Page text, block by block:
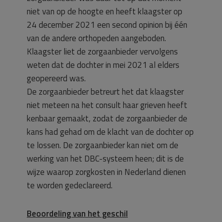
niet van op de hoogte en heeft klaagster op
24 december 2021 een second opinion bij één
van de andere orthopeden aangeboden.
Klaagster liet de zorgaanbieder vervolgens
weten dat de dochter in mei 2021 al elders
geopereerd was.
De zorgaanbieder betreurt het dat klaagster
niet meteen na het consult haar grieven heeft
kenbaar gemaakt, zodat de zorgaanbieder de
kans had gehad om de klacht van de dochter op
te lossen. De zorgaanbieder kan niet om de
werking van het DBC-systeem heen; dit is de
wijze waarop zorgkosten in Nederland dienen
te worden gedeclareerd.
Beoordeling van het geschil